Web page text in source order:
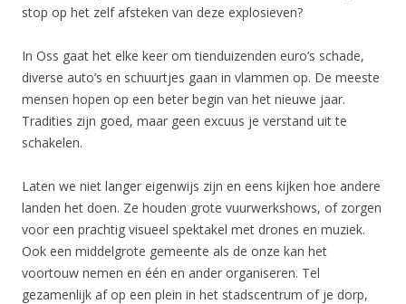
stop op het zelf afsteken van deze explosieven?
In Oss gaat het elke keer om tienduizenden euro’s schade,
diverse auto’s en schuurtjes gaan in vlammen op. De meeste
mensen hopen op een beter begin van het nieuwe jaar.
Tradities zijn goed, maar geen excuus je verstand uit te
schakelen.
Laten we niet langer eigenwijs zijn en eens kijken hoe andere
landen het doen. Ze houden grote vuurwerkshows, of zorgen
voor een prachtig visueel spektakel met drones en muziek.
Ook een middelgrote gemeente als de onze kan het
voortouw nemen en één en ander organiseren. Tel
gezamenlijk af op een plein in het stadscentrum of je dorp,